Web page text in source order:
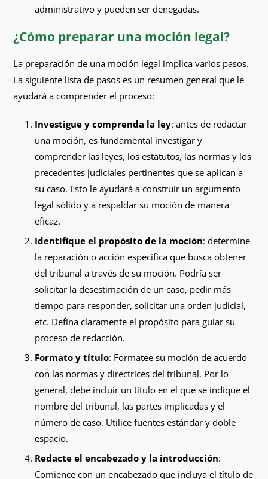
administrativo y pueden ser denegadas.
¿Cómo preparar una moción legal?
La preparación de una moción legal implica varios pasos.
La siguiente lista de pasos es un resumen general que le
ayudará a comprender el proceso:
Investigue y comprenda la ley: antes de redactar
una moción, es fundamental investigar y
comprender las leyes, los estatutos, las normas y los
precedentes judiciales pertinentes que se aplican a
su caso. Esto le ayudará a construir un argumento
legal sólido y a respaldar su moción de manera
eficaz.
Identifique el propósito de la moción: determine
la reparación o acción específica que busca obtener
del tribunal a través de su moción. Podría ser
solicitar la desestimación de un caso, pedir más
tiempo para responder, solicitar una orden judicial,
etc. Defina claramente el propósito para guiar su
proceso de redacción.
Formato y título: Formatee su moción de acuerdo
con las normas y directrices del tribunal. Por lo
general, debe incluir un título en el que se indique el
nombre del tribunal, las partes implicadas y el
número de caso. Utilice fuentes estándar y doble
espacio.
Redacte el encabezado y la introducción:
Comience con un encabezado que incluya el título de